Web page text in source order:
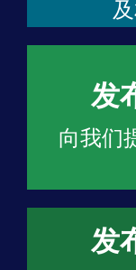
发
向我们
发